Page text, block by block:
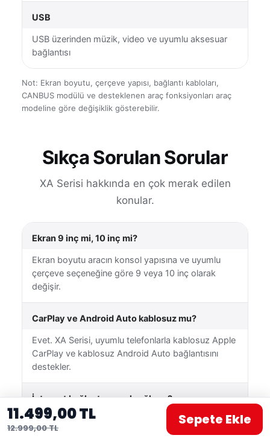
11.499,00 TL
12.999,00 TL
Sepete Ekle
USB
USB üzerinden müzik, video ve uyumlu aksesuar
bağlantısı
Not: Ekran boyutu, çerçeve yapısı, bağlantı kabloları,
CANBUS modülü ve desteklenen araç fonksiyonları araç
modeline göre değişiklik gösterebilir.
Sıkça Sorulan Sorular
XA Serisi hakkında en çok merak edilen
konular.
Ekran 9 inç mi, 10 inç mi?
Ekran boyutu aracın konsol yapısına ve uyumlu
çerçeve seçeneğine göre 9 veya 10 inç olarak
değişir.
CarPlay ve Android Auto kablosuz mu?
Evet. XA Serisi, uyumlu telefonlarla kablosuz Apple
CarPlay ve kablosuz Android Auto bağlantısını
destekler.
İnternet bağlantısı nasıl sağlanır?
Cihaz Wi-Fi üzerinden uygun bir kablosuz ağa
veya telefonunuzun mobil erişim noktasına